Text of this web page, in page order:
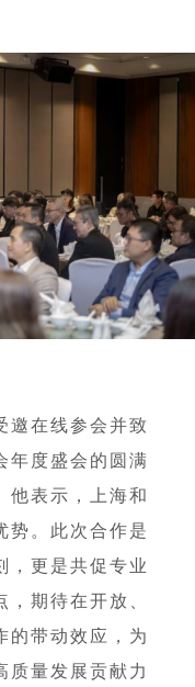
邀在线参会并致
年度盛会的圆满
他表示，上海和
势。此次合作是
，更是共促专业
期待在开放、
的带动效应，为
质量发展贡献力